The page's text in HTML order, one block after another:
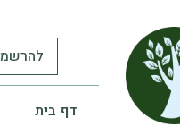
דף בית